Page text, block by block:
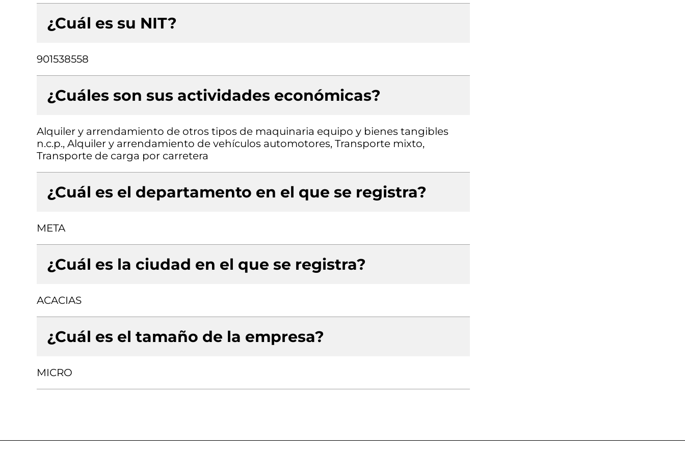
¿Cuál es su NIT?
901538558
¿Cuáles son sus actividades económicas?
Alquiler y arrendamiento de otros tipos de maquinaria equipo y bienes tangibles
n.c.p., Alquiler y arrendamiento de vehículos automotores, Transporte mixto,
Transporte de carga por carretera
¿Cuál es el departamento en el que se registra?
META
¿Cuál es la ciudad en el que se registra?
ACACIAS
¿Cuál es el tamaño de la empresa?
MICRO